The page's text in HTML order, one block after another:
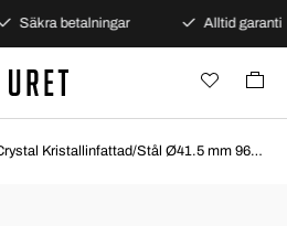
Säkra betalningar Alltid garanti
Bulova Crystal Kristallinfattad/Stål Ø41.5 mm 96C134